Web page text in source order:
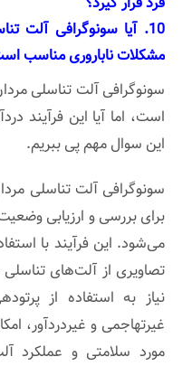
10. آیا سونوگرافی آلت
مشکلات ناباروری مناسب
سونوگرافی آلت تناسلی
است، اما آیا این فرآیند
این سوال مهم پی ببریم.
سونوگرافی آلت تناسلی
برای بررسی و ارزیابی
می‌شود. این فرآیند با
تصاویری از آلت‌های
غیرتهاجمی و غیردردآور،
مورد سلامتی و عملکرد